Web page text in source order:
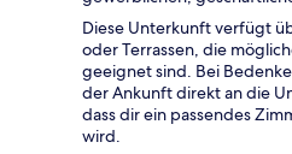
Diese Unterkunft verfügt
oder Terrassen, die
geeignet sind. Bei
der Ankunft direkt an die
dass dir ein passendes
wird.